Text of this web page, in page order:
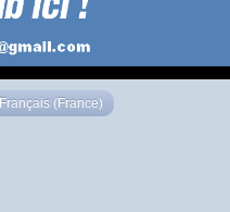
Français (France)